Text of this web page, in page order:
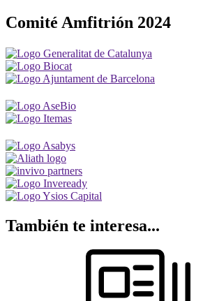
Comité Amfitrión 2024
También te interesa...